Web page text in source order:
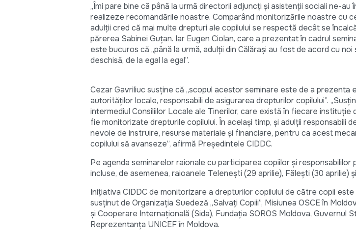
„Îmi pare bine că până la urmă directorii adjuncţi şi asistenţii sociali ne-
realizeze recomandările noastre. Comparând monitorizările noastre cu
adulţii cred că mai multe drepturi ale copilului se respectă decât se
părerea Sabinei Guţan. Iar Eugen Ciolan, care a prezentat în cadrul
este bucuros că „până la urmă, adulţii din Călăraşi au fost de acord cu
deschisă, de la egal la egal”.
Cezar Gavriliuc susţine că „scopul acestor seminare este de a
autorităţilor locale, responsabili de asigurarea drepturilor copilului”.
intermediul Consiliilor Locale ale Tinerilor, care există în fiecare instituţie
fie monitorizate drepturile copilului. În acelaşi timp, şi adulţii responsabili
nevoie de instruire, resurse materiale şi financiare, pentru ca acest
copilului să avanseze”, afirmă Preşedintele CIDDC.
Pe agenda seminarelor raionale cu participarea copiilor şi
incluse, de asemenea, raioanele Teleneşti (29 aprilie), Făleşti (30 aprilie)
Iniţiativa CIDDC de monitorizare a drepturilor copilului de către copii
susţinut de Organizaţia Suedeză „Salvaţi Copiii”, Misiunea OSCE în
şi Cooperare Internaţională (Sida), Fundaţia SOROS Moldova, Guvernul
Reprezentanţa UNICEF în Moldova.